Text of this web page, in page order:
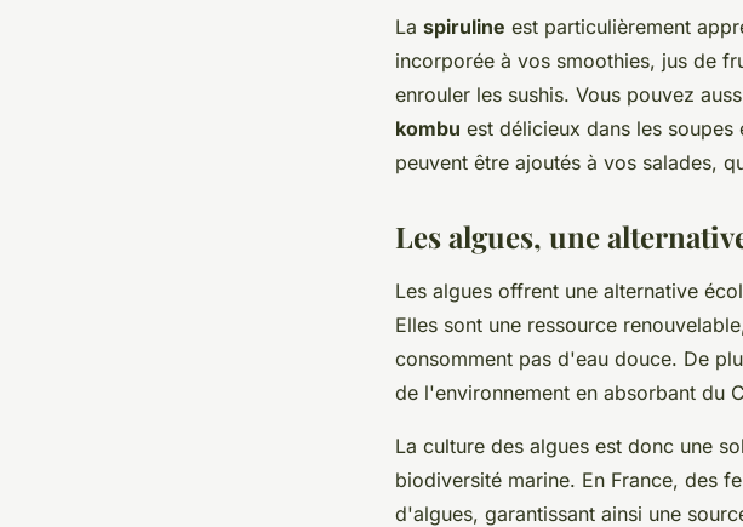
La spiruline est particulièrement
incorporée à vos smoothies, jus de
enrouler les sushis. Vous pouvez
kombu est délicieux dans les
peuvent être ajoutés à vos salades,
Les algues, une
Les algues offrent une alternative
Elles sont une ressource
consomment pas d'eau douce. De
de l'environnement en absorbant du
La culture des algues est donc une
biodiversité marine. En France, des
d'algues, garantissant ainsi une